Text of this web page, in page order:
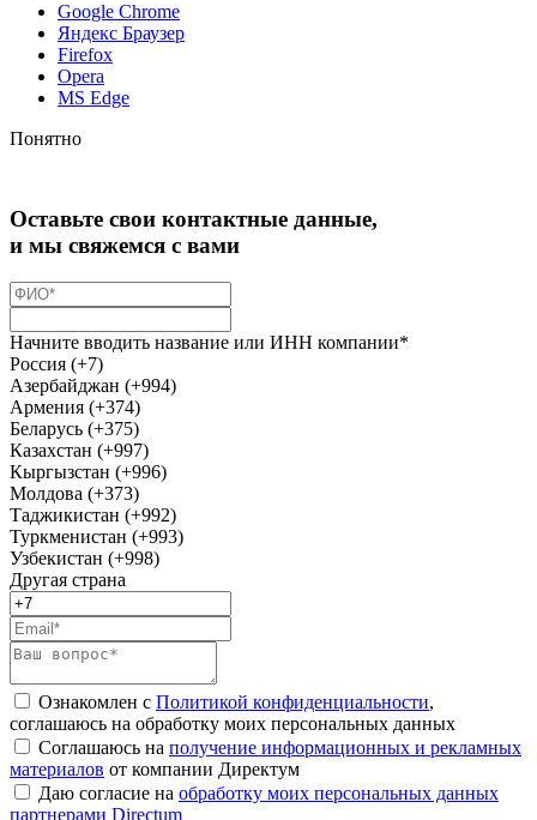
Google Chrome
Яндекс Браузер
Firefox
Opera
MS Edge
Понятно
Оставьте свои контактные данные,
и мы свяжемся с вами
Начните вводить название или ИНН компании*
Россия (+7)
Азербайджан (+994)
Армения (+374)
Беларусь (+375)
Казахстан (+997)
Кыргызстан (+996)
Молдова (+373)
Таджикистан (+992)
Туркменистан (+993)
Узбекистан (+998)
Другая страна
Ознакомлен с Политикой конфиденциальности,
соглашаюсь на обработку моих персональных данных
Соглашаюсь на получение информационных и рекламных
материалов от компании Директум
Даю согласие на обработку моих персональных данных
партнерами Directum